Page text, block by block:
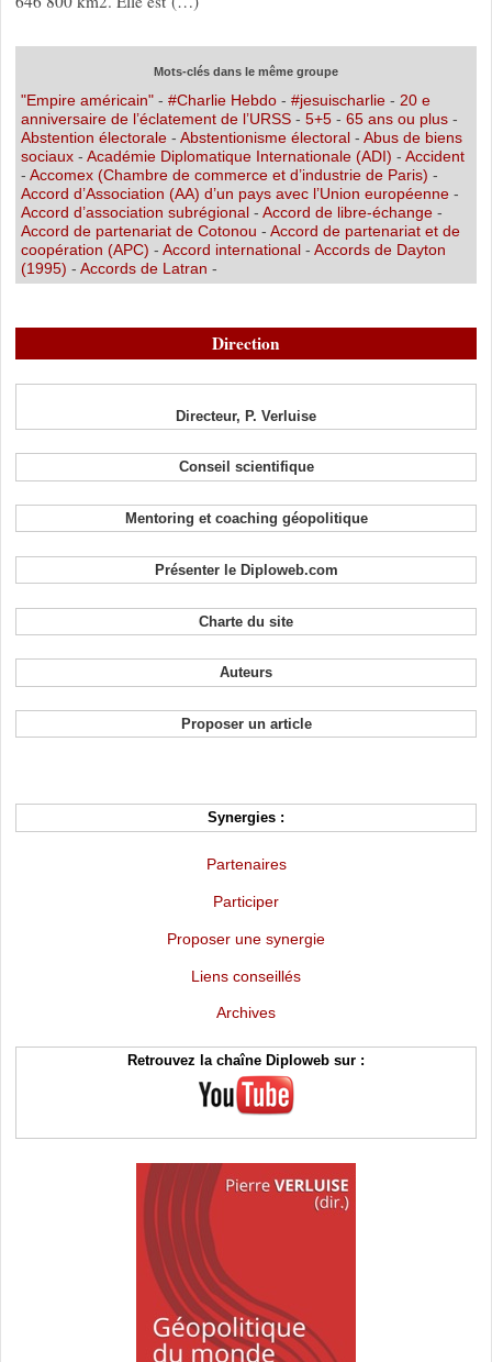
Mots-clés dans le même groupe
"Empire américain"- #Charlie Hebdo- #jesuischarlie- 20 e
anniversaire de l’éclatement de l’URSS- 5+5- 65 ans ou plus-
Abstention électorale- Abstentionisme électoral- Abus de biens
sociaux- Académie Diplomatique Internationale (ADI) - Accident
- Accomex (Chambre de commerce et d’industrie de Paris) -
Accord d’Association (AA) d’un pays avec l’Union européenne-
Accord d’association subrégional- Accord de libre-échange-
Accord de partenariat de Cotonou - Accord de partenariat et de
coopération (APC) - Accord international- Accords de Dayton
(1995) - Accords de Latran -
Direction
Directeur, P. Verluise
Conseil scientifique
Mentoring et coaching géopolitique
Présenter le Diploweb.com
Charte du site
Auteurs
Proposer un article
Synergies :
Partenaires
Participer
Proposer une synergie
Liens conseillés
Archives
Retrouvez la chaîne Diploweb sur :